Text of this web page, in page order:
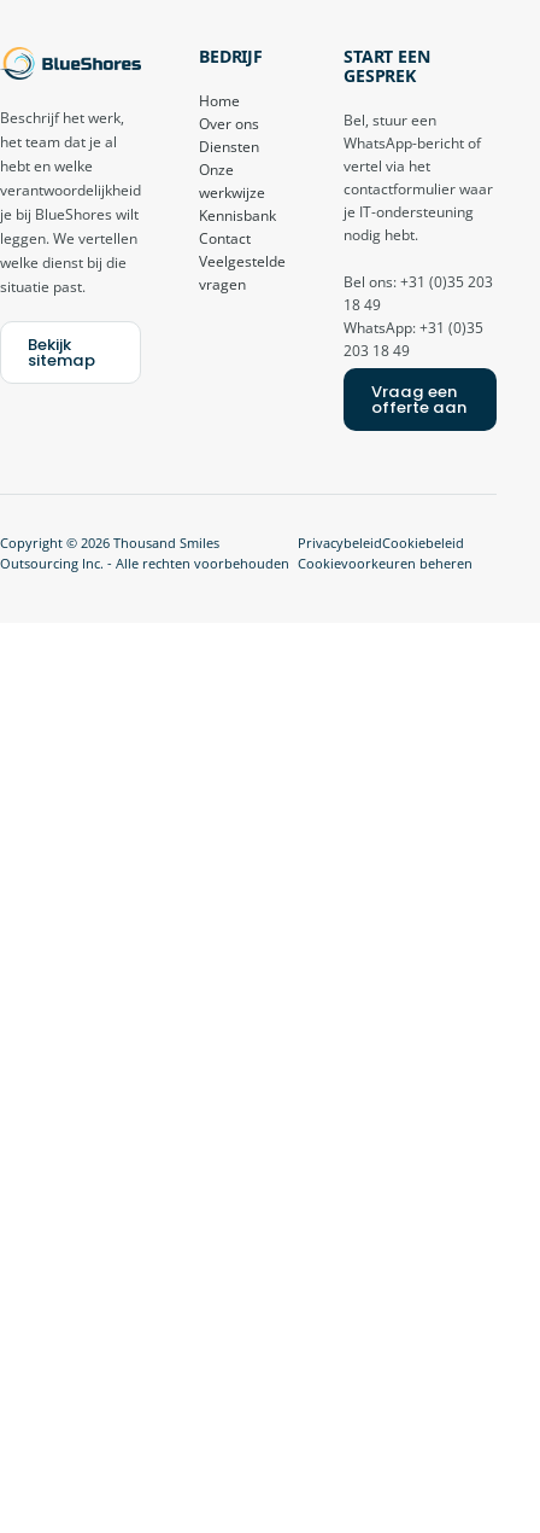
Beschrijf het werk,
het team dat je al
hebt en welke
verantwoordelijkheid
je bij BlueShores wilt
leggen. We vertellen
welke dienst bij die
situatie past.
Bekijk
sitemap
BEDRIJF
Home
Over ons
Diensten
Onze
werkwijze
Kennisbank
Contact
Veelgestelde
vragen
START EEN
GESPREK
Bel, stuur een
WhatsApp-bericht of
vertel via het
contactformulier waar
je IT-ondersteuning
nodig hebt.
Bel ons: +31 (0)35 203
18 49
WhatsApp: +31 (0)35
203 18 49
Vraag een
offerte aan
Copyright © 2026 Thousand Smiles
Outsourcing Inc. - Alle rechten voorbehouden
PrivacybeleidCookiebeleid
Cookievoorkeuren beheren